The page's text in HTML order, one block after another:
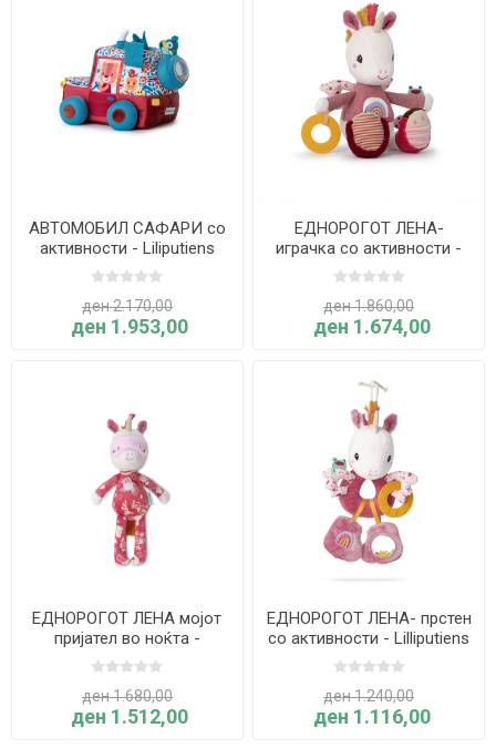
АВТОМОБИЛ САФАРИ со
активности - Liliputiens
ден 2.170,00
ден 1.953,00
ЕДНОРОГОТ ЛЕНА-
играчка со активности -
Lilliputiens
ден 1.860,00
ден 1.674,00
ЕДНОРОГОТ ЛЕНА мојот
пријател во ноќта -
Liliputiens
ден 1.680,00
ден 1.512,00
ЕДНОРОГОТ ЛЕНА- прстен
со активности - Lilliputiens
ден 1.240,00
ден 1.116,00